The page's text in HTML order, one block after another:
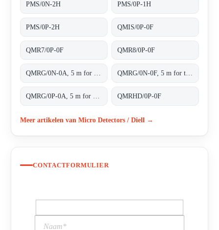
PMS/0N-2H PMS/0P-1H
PMS/0P-2H QMIS/0P-0F
QMR7/0P-0F QMR8/0P-0F
QMRG/0N-0A, 5 m for transparent objects NPN L/D cable 2m QMRG/0N-0F, 5 m for transparent objects NPN L/D conn.M8 4pins
QMRG/0P-0A, 5 m for transparent objects PNP L/D cable 2m QMRHD/0P-0F
Meer artikelen van Micro Detectors / Diell →
CONTACTFORMULIER